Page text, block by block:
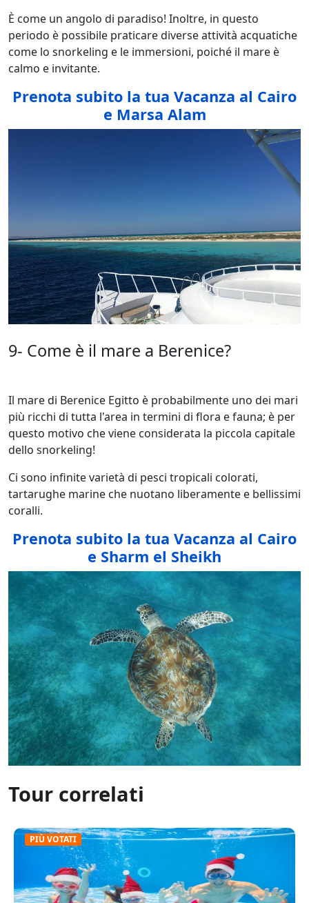
È come un angolo di paradiso! Inoltre, in questo
periodo è possibile praticare diverse attività acquatiche
come lo snorkeling e le immersioni, poiché il mare è
calmo e invitante.
Prenota subito la tua Vacanza al Cairo
e Marsa Alam
9- Come è il mare a Berenice?
Il mare di Berenice Egitto è probabilmente uno dei mari
più ricchi di tutta l'area in termini di flora e fauna; è per
questo motivo che viene considerata la piccola capitale
dello snorkeling!
Ci sono infinite varietà di pesci tropicali colorati,
tartarughe marine che nuotano liberamente e bellissimi
coralli.
Prenota subito la tua Vacanza al Cairo
e Sharm el Sheikh
Tour correlati
PIÙ VOTATI